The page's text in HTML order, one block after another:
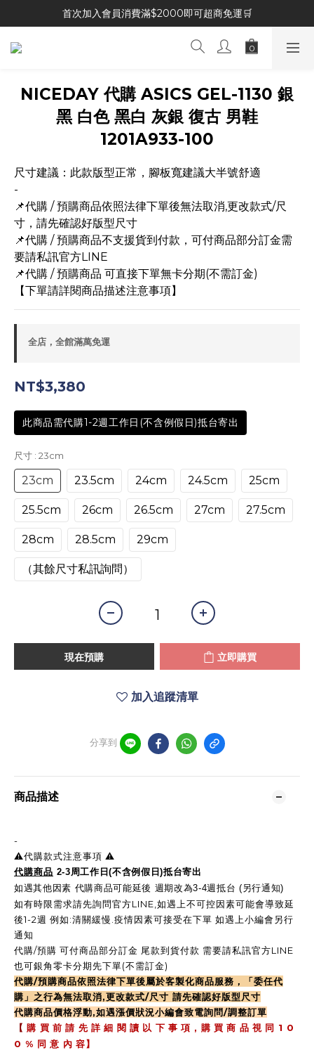
首次加入會員消費滿$2000即可超商免運🛒
NICEDAY 代購 ASICS GEL-1130 銀
黑 白色 黑白 灰銀 復古 男鞋
1201A933-100
尺寸建議：此款版型正常，腳板寬建議大半號舒適
-
📌代購 / 預購商品依照法律下單後無法取消,更改款式/尺
寸，請先確認好版型尺寸
📌代購 / 預購商品不支援貨到付款，可付商品部分訂金需
要請私訊官方LINE
📌代購 / 預購商品 可直接下單無卡分期(不需訂金)
【下單請詳閱商品描述注意事項】
全店，全館滿萬免運
NT$3,380
此商品需代購1-2週工作日(不含例假日)抵台寄出
尺寸 : 23cm
23cm 23.5cm 24cm 24.5cm 25cm
25.5cm 26cm 26.5cm 27cm 27.5cm
28cm 28.5cm 29cm
（其餘尺寸私訊詢問）
現在預購 立即購買
加入追蹤清單
分享到
商品描述
-
⚠️代購款式注意事項 ⚠️
代購商品 2-3周工作日(不含例假日)抵台寄出
如遇其他因素 代購商品可能延後 週期改為3-4週抵台 (另行通知)
如有時限需求請先詢問官方LINE,如遇上不可控因素可能會導致延
後1-2週 例如:清關緩慢.疫情因素可接受在下單 如遇上小編會另行
通知
代購/預購 可付商品部分訂金 尾款到貨付款 需要請私訊官方LINE
也可銀角零卡分期先下單(不需訂金)
代購/預購商品依照法律下單後屬於客製化商品服務，「委任代
購」之行為無法取消,更改款式/尺寸 請先確認好版型尺寸
代購商品價格浮動,如遇漲價狀況小編會致電詢問/調整訂單
【 購 買 前 請 先 詳 細 閱 讀 以 下 事 項 , 購 買 商 品 視 同 1 0
0 % 同 意 內 容】